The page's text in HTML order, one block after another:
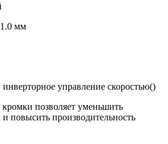
мм
управление скоростью()
позволяет уменьшить
повысить производительность